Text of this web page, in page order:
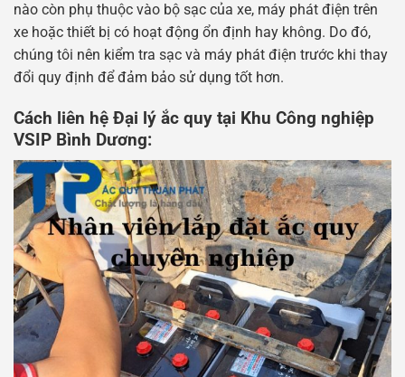
nào còn phụ thuộc vào bộ sạc của xe, máy phát điện trên
xe hoặc thiết bị có hoạt động ổn định hay không. Do đó,
chúng tôi nên kiểm tra sạc và máy phát điện trước khi thay
đổi quy định để đảm bảo sử dụng tốt hơn.
Cách liên hệ Đại lý ắc quy tại Khu Công nghiệp
VSIP Bình Dương: